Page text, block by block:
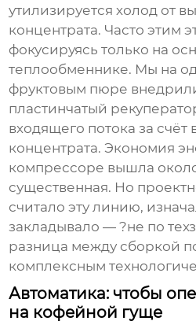
утилизируется холод от
концентрата. Часто этим
фокусируясь только на
теплообменнике. Мы на
фруктовым пюре
пластинчатый
входящего потока за счёт
концентрата. Экономия
компрессоре вышла
существенная. Но
считало эту линию,
закладывало — ?не по
разница между сборкой
комплексным
Автоматика: чтобы
на кофейной гуще